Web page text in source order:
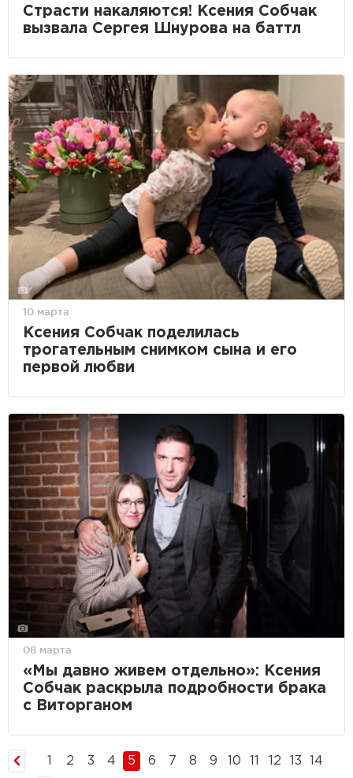
Страсти накаляются! Ксения Собчак
вызвала Сергея Шнурова на баттл
10 марта
Ксения Собчак поделилась
трогательным снимком сына и его
первой любви
08 марта
«Мы давно живем отдельно»: Ксения
Собчак раскрыла подробности брака
с Виторганом
2 3 4 5 6 7 8 9 10 12 13 14